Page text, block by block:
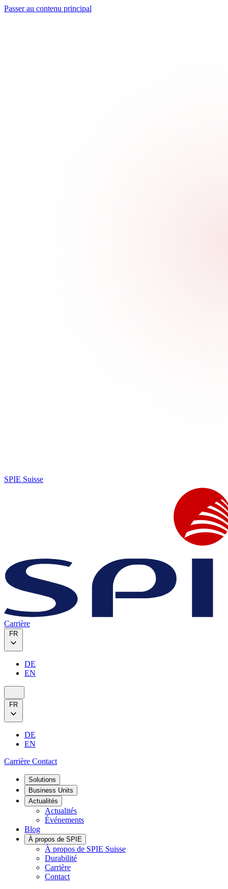
Passer au contenu principal
SPIE Suisse
Carrière
FR
DE
EN
FR
DE
EN
Carrière Contact
Solutions
Business Units
Actualités
Actualités
Événements
Blog
À propos de SPIE
À propos de SPIE Suisse
Durabilité
Carrière
Contact